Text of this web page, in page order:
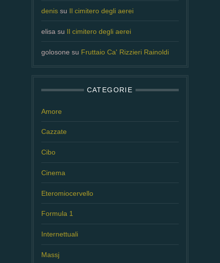
denis su Il cimitero degli aerei
elisa su Il cimitero degli aerei
golosone su Fruttaio Ca' Rizzieri Rainoldi
CATEGORIE
Amore
Cazzate
Cibo
Cinema
Eteromiocervello
Formula 1
Internettuali
Massj